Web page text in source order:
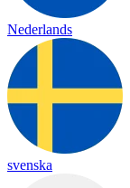
Nederlands
svenska